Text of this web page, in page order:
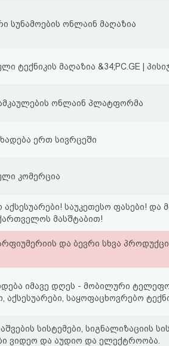
სუნამოების ონლაინ მაღაზია
ტექნიკის მაღაზია &34;PC.GE |
ონლაინ პლატფორმა
ერთ სივრცეში
კომერცია
აქსესუარები! საუკეთესო ფასები! და
მასშტაბით!
და ბევრი სხვა
იმავე დღეს - მობილური
აქსესუარები, საყოფაცხოვრებო
სისტემები, სიგნალიზაციის
ვიდეო და აუდიო და ელექტროობა.